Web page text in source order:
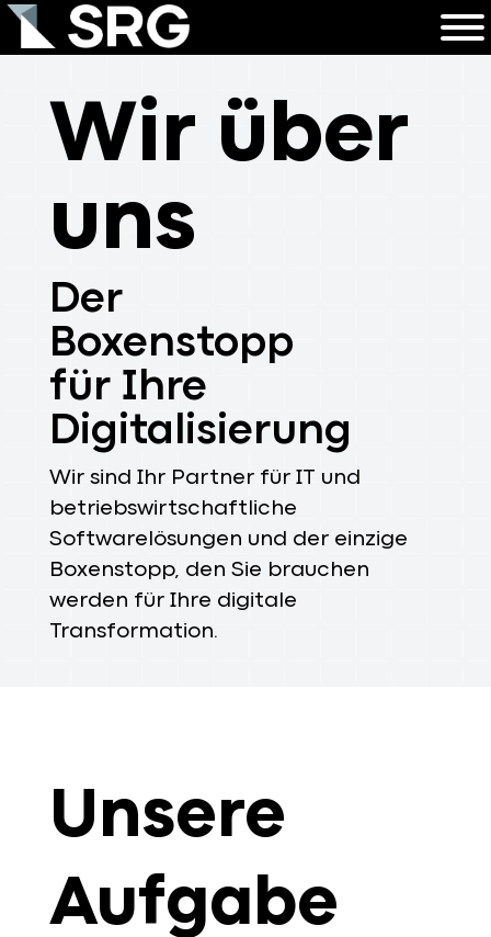
Wir über
uns
Der
Boxenstopp
für Ihre
Digitalisierung
Wir sind Ihr Partner für IT und
betriebswirtschaftliche
Softwarelösungen und der einzige
Boxenstopp, den Sie brauchen
werden für Ihre digitale
Transformation.
Unsere
Aufgabe